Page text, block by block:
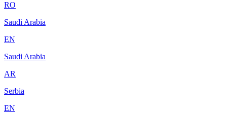
RO
Saudi Arabia
EN
Saudi Arabia
AR
Serbia
EN